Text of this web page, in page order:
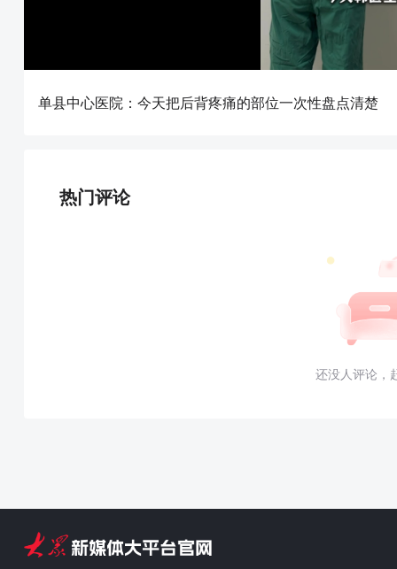
单县中心医院：今天把后背疼痛的部位一次性盘点清楚
热门评论
还没人评论，